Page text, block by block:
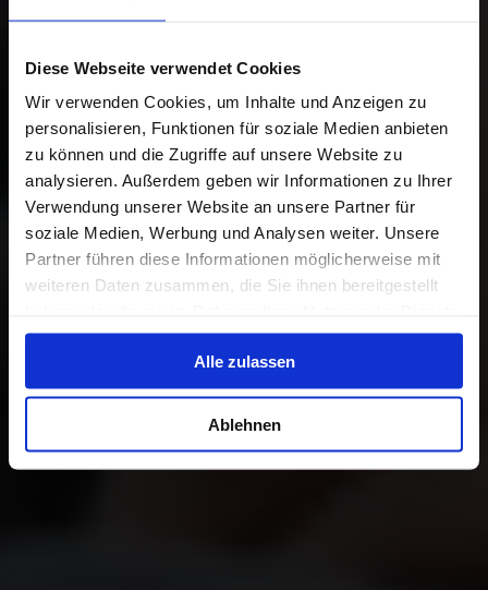
Diese Webseite verwendet Cookies
Wir verwenden Cookies, um Inhalte und Anzeigen zu
personalisieren, Funktionen für soziale Medien anbieten
zu können und die Zugriffe auf unsere Website zu
analysieren. Außerdem geben wir Informationen zu Ihrer
Verwendung unserer Website an unsere Partner für
soziale Medien, Werbung und Analysen weiter. Unsere
Partner führen diese Informationen möglicherweise mit
weiteren Daten zusammen, die Sie ihnen bereitgestellt
gesammelt haben.
Alle zulassen
Ablehnen